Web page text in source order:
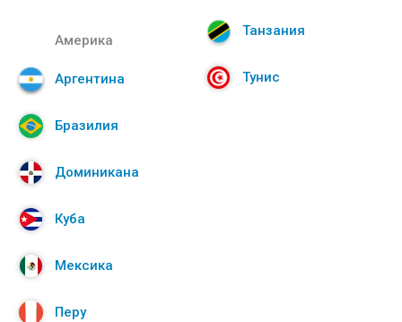
Танзания
Тунис
Америка
Аргентина
Бразилия
Доминикана
Куба
Мексика
Перу